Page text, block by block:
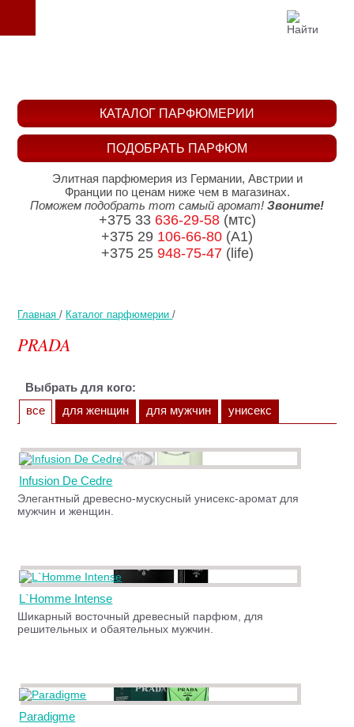
Главная / Каталог парфюмерии /
PRADA
Выбрать для кого:
все
для женщин для мужчин унисекс
Infusion De Cedre
Элегантный древесно-мускусный унисекс-аромат для
мужчин и женщин.
L`Homme Intense
Шикарный восточный древесный парфюм, для
решительных и обаятельных мужчин.
Paradigme
ПОДОБРАТЬ ПАРФЮМ
КАТАЛОГ ПАРФЮМЕРИИ
Элитная парфюмерия из Германии, Австрии и
Франции по ценам ниже чем в магазинах.
Поможем подобрать тот самый аромат! Звоните!
+375 33 636-29-58(мтс)
+375 29 106-66-80 (A1)
+375 25 948-75-47(life)